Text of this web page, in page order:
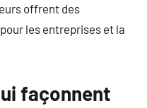
offrent des
les entreprises et la
façonnent